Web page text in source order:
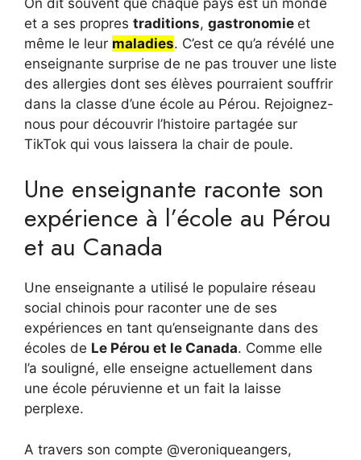
et a ses propres traditions, gastronomie et
même le leur maladies. C’est ce qu’a révélé une
enseignante surprise de ne pas trouver une liste
des allergies dont ses élèves pourraient souffrir
dans la classe d’une école au Pérou. Rejoignez-
nous pour découvrir l’histoire partagée sur
TikTok qui vous laissera la chair de poule.
Une enseignante raconte son
expérience à l’école au Pérou
et au Canada
Une enseignante a utilisé le populaire réseau
social chinois pour raconter une de ses
expériences en tant qu’enseignante dans des
écoles de Le Pérou et le Canada. Comme elle
l’a souligné, elle enseigne actuellement dans
une école péruvienne et un fait la laisse
perplexe.
A travers son compte @veroniqueangers,